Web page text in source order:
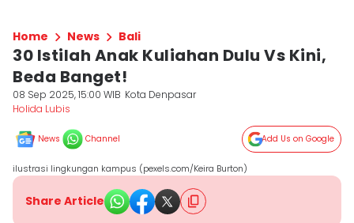
Home News Bali
30 Istilah Anak Kuliahan Dulu Vs Kini,
Beda Banget!
08 Sep 2025, 15:00 WIB Kota Denpasar
Holida Lubis
News Channel Add Us on Google
ilustrasi lingkungan kampus (pexels.com/Keira Burton)
Share Article